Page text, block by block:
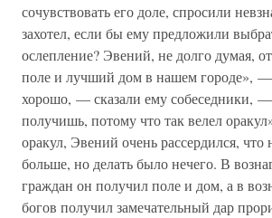
сочувствовать его доле, спросили
захотел, если бы ему предложили
ослепление? Эвений, не долго думая,
поле и лучший дом в нашем городе»,
хорошо, — сказали ему собеседники,
получишь, потому что так велел
оракул, Эвений очень рассердился, что
больше, но делать было нечего. В
граждан он получил поле и дом, а в
богов получил замечательный дар